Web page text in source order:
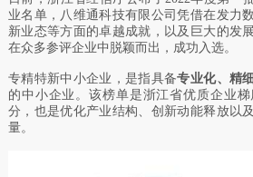
业名单，八维通科技有限公司凭借在发力
新业态等方面的卓越成就，以及巨大的发
在众多参评企业中脱颖而出，成功入选。
专精特新中小企业，是指具备专业化、精
的中小企业。该榜单是浙江省优质企业
分，也是优化产业结构、创新动能释放以
量。